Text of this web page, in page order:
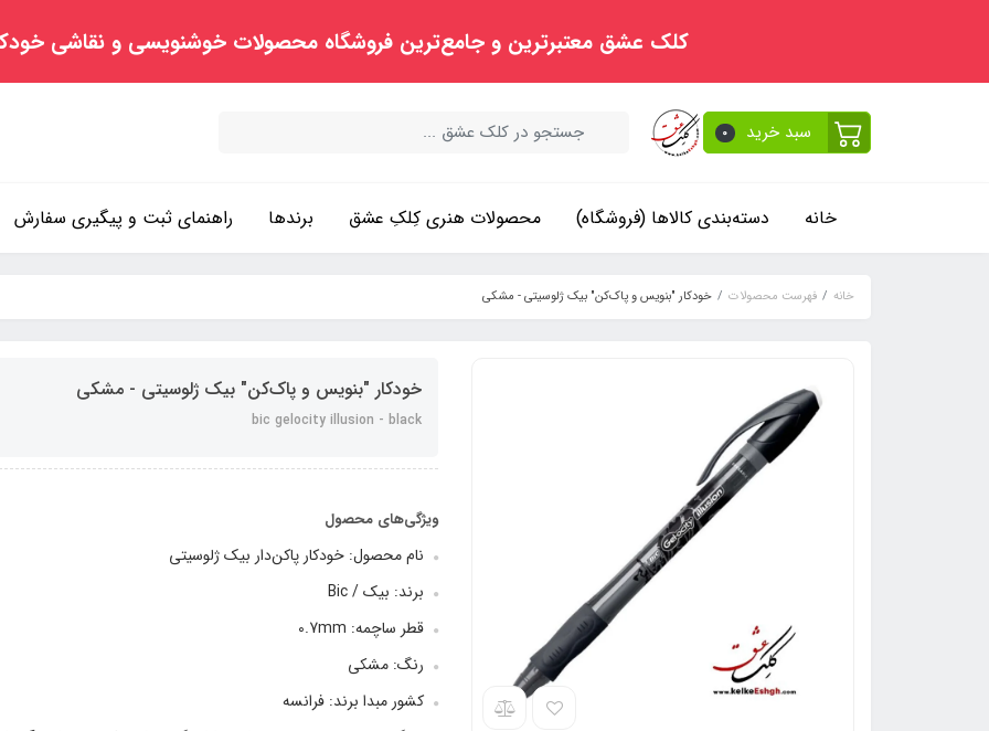
کلک عشق معتبرترین و جامع‌ترین فروشگاه محصولات خوشنویسی و نقاشی
سبد خرید 0
خانه دسته‌بندی کالاها (فروشگاه) محصولات هنری کِلکِ عشق برندها راهنمای ثبت و پیگیری سفارش
خانه فهرست محصولات خودکار "بنویس و پاک‌کن" بیک ژلوسیتی - مشکی
خودکار "بنویس و پاک‌کن" بیک ژلوسیتی - مشکی
bic gelocity illusion - black
ویژگی‌های محصول
نام محصول: خودکار پاکن‌دار بیک ژلوسیتی
برند: بیک / Bic
قطر ساچمه: 0.7mm
رنگ: مشکی
کشور مبدا برند: فرانسه